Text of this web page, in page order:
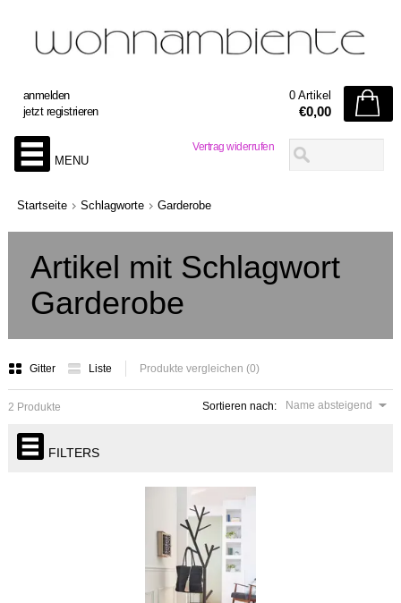
Vertrag widerrufen
anmelden
jetzt registrieren
0 Artikel
€0,00
MENU
Startseite Schlagworte Garderobe
Artikel mit Schlagwort
Garderobe
Gitter Liste Produkte vergleichen (0)
Sortieren nach: Name absteigend
2 Produkte
FILTERS